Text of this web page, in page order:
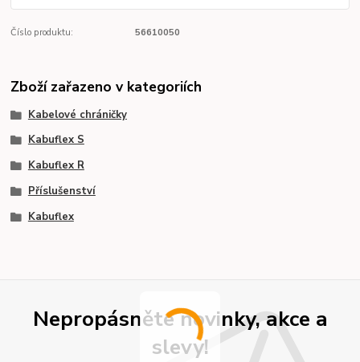
Číslo produktu: 56610050
Zboží zařazeno v kategoriích
Kabelové chráničky
Kabuflex S
Kabuflex R
Příslušenství
Kabuflex
Nepropásněte novinky, akce a
slevy!